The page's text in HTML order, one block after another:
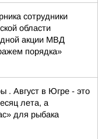
сотрудники
области
акции МВД
порядка»
. Август в Югре - это
лета, а
для рыбака